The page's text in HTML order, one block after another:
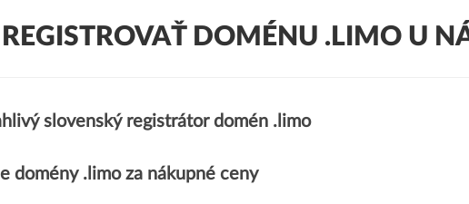
DOMÉNU .LIMO U
slovenský registrátor domén .limo
domény .limo za nákupné ceny